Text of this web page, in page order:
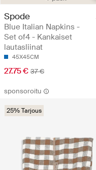
Spode
Blue Italian Napkins -
Set of4 - Kankaiset
lautasliinat
45X45CM
27.75 € 37 €
sponsoroitu
25% Tarjous